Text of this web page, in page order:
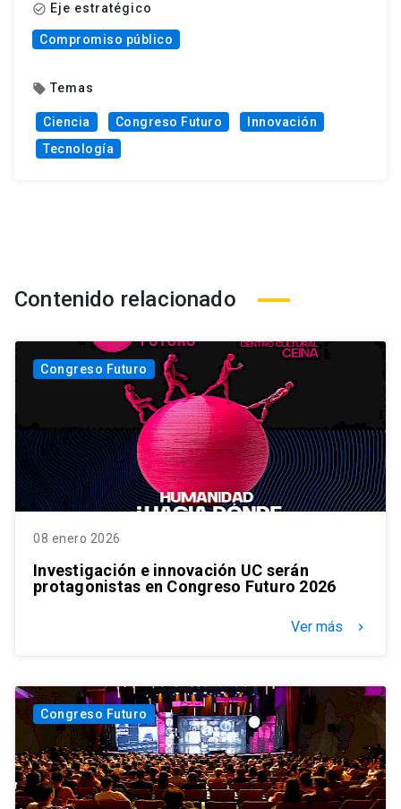
check_circle_outline Eje estratégico
Compromiso público
local_offer Temas
Ciencia Congreso Futuro
Innovación
Tecnología
Contenido relacionado
Congreso Futuro
08 enero 2026
Investigación e innovación UC serán
protagonistas en Congreso Futuro 2026
Ver más keyboard_arrow_right
Congreso Futuro